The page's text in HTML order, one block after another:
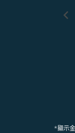
keyboard_arrow_left
*顯示